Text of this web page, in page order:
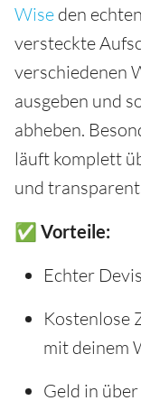
Wise den
versteckte
verschiedenen
ausgeben und
abheben.
läuft komplett
und
✅ Vorteile:
Echter
Kostenlose
mit deinem
Geld in